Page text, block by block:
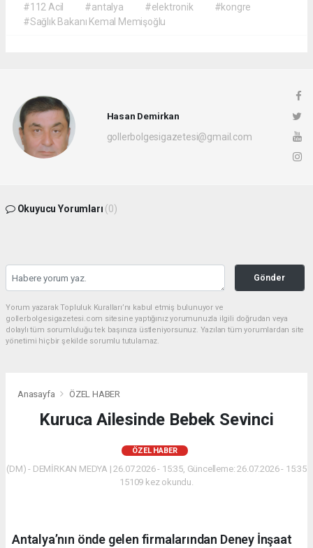
#112 Acil
#antalya #elektronik
#kongre
#Sağlık Bakanı Kemal Memişoğlu
Hasan Demirkan
gollerbolgesigazetesi@gmail.com
Okuyucu Yorumları (0)
Gönder
Yorum yazarak Topluluk Kuralları’nı kabul etmiş bulunuyor ve
gollerbolgesigazetesi.com sitesine yaptığınız yorumunuzla ilgili doğrudan veya
dolaylı tüm sorumluluğu tek başınıza üstleniyorsunuz. Yazılan tüm yorumlardan site
yönetimi hiçbir şekilde sorumlu tutulamaz.
Anasayfa ÖZEL HABER
Kuruca Ailesinde Bebek Sevinci
ÖZEL HABER
(DM) - DEMİRKAN MEDYA | 26.07.2026 - 15:35, Güncelleme: 26.07.2026 - 15:35
15109 kez okundu.
Antalya’nın önde gelen firmalarından Deney İnşaat